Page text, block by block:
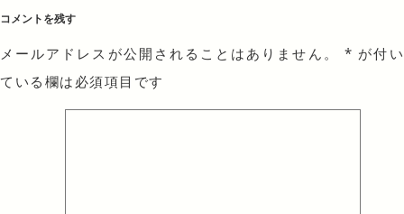
コメントを残す
メールアドレスが公開されることはありません。 * が付い
ている欄は必須項目です